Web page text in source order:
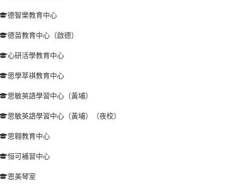
德智樂教育中心
德苗教育中心（啟德）
心研活學教育中心
思學萃褀教育中心
思敏英語學習中心（黃埔）
思敏英語學習中心（黃埔）（夜校）
思翱教育中心
恒可補習中心
恩美琴室